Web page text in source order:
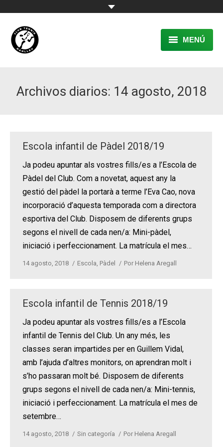
MENÚ
RESERVA
CONTACTE
Archivos diarios: 14 agosto, 2018
Escola infantil de Pàdel 2018/19
Ja podeu apuntar als vostres fills/es a l’Escola de
Pàdel del Club. Com a novetat, aquest any la
gestió del pàdel la portarà a terme l’Eva Cao, nova
incorporació d’aquesta temporada com a directora
esportiva del Club. Disposem de diferents grups
segons el nivell de cada nen/a: Mini-pàdel,
iniciació i perfeccionament. La matrícula el mes…
14 agosto, 2018 Escola, Pàdel Por Helena Aregall
Escola infantil de Tennis 2018/19
Ja podeu apuntar als vostres fills/es a l’Escola
infantil de Tennis del Club. Un any més, les
classes seran impartides per en Guillem Vidal,
amb l’ajuda d’altres monitors, on aprendran molt i
s’ho passaran molt bé. Disposem de diferents
grups segons el nivell de cada nen/a: Mini-tennis,
iniciació i perfeccionament. La matrícula el mes de
setembre…
14 agosto, 2018 Sin categoría Por Helena Aregall